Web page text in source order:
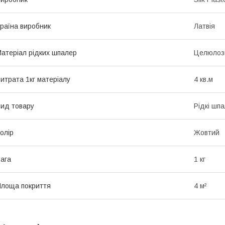
виробник Латвія
рідких шпалер
1кг матеріалу 4 кв.м
товару Рідкі
Жовтий
1 кг
покриття 4 м²